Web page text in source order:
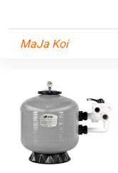
MaJa Koi